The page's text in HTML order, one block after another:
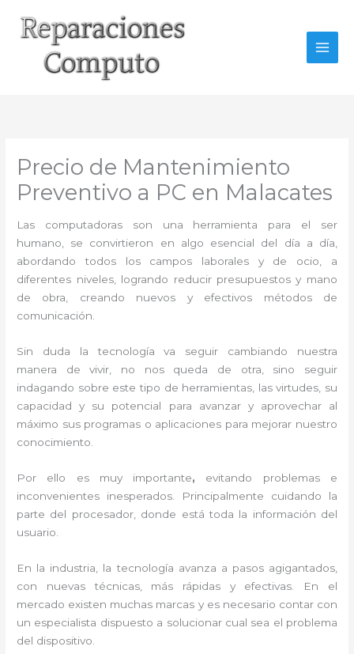
contenido
Precio de Mantenimiento
Preventivo a PC en Malacates
Las computadoras son una herramienta para el ser
humano, se convirtieron en algo esencial del día a día,
abordando todos los campos laborales y de ocio, a
diferentes niveles, logrando reducir presupuestos y mano
de obra, creando nuevos y efectivos métodos de
comunicación.
Sin duda la tecnología va seguir cambiando nuestra
manera de vivir, no nos queda de otra, sino seguir
indagando sobre este tipo de herramientas, las virtudes, su
capacidad y su potencial para avanzar y aprovechar al
máximo sus programas o aplicaciones para mejorar nuestro
conocimiento.
Por ello es muy importante, evitando problemas e
inconvenientes inesperados. Principalmente cuidando la
parte del procesador, donde está toda la información del
usuario.
En la industria, la tecnología avanza a pasos agigantados,
con nuevas técnicas, más rápidas y efectivas . En el
mercado existen muchas marcas y es necesario contar con
un especialista dispuesto a solucionar cual sea el problema
del dispositivo.